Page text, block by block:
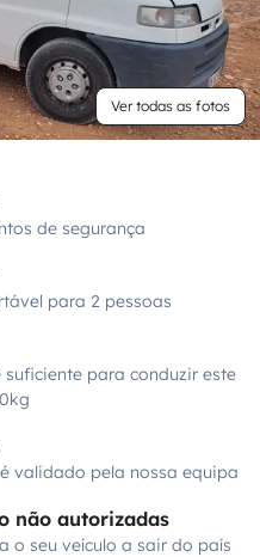
Ver todas as fotos
de segurança
para 2 pessoas
para conduzir este
validado pela nossa equipa
não autorizadas
o seu veículo a sair do país